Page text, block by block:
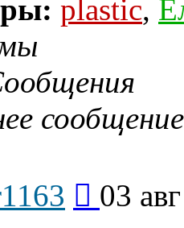
plastic,
сообщение
последнему
03